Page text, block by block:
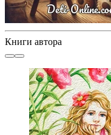
Книги автора